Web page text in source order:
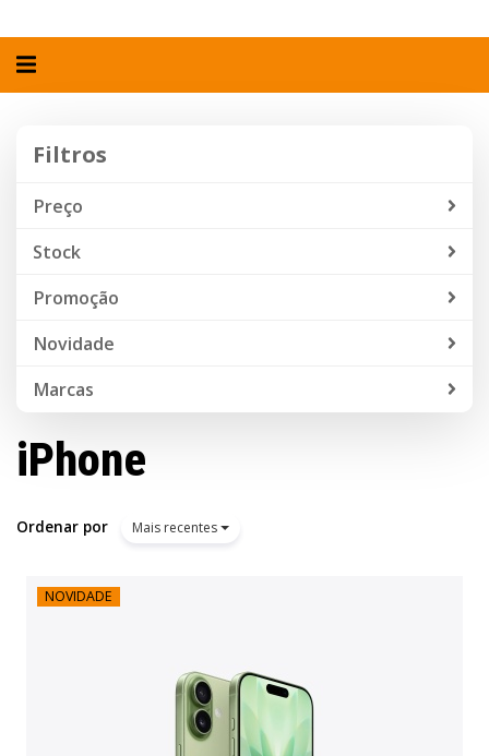
Alternar
Filtros
Preço
Stock
Promoção
Novidade
Marcas
iPhone
Ordenar por Mais recentes
NOVIDADE